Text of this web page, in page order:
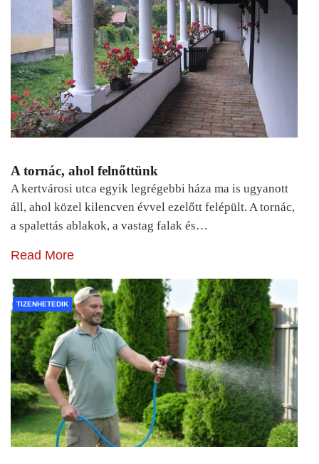
A tornác, ahol felnőttünk
A kertvárosi utca egyik legrégebbi háza ma is ugyanott
áll, ahol közel kilencven évvel ezelőtt felépült. A tornác,
a spalettás ablakok, a vastag falak és…
Read More
TIZENHETEDIK